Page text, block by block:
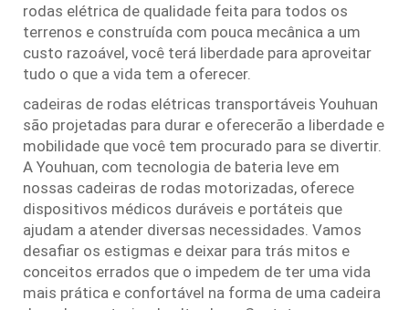
rodas elétrica de qualidade feita para todos os
terrenos e construída com pouca mecânica a um
custo razoável, você terá liberdade para aproveitar
tudo o que a vida tem a oferecer.
cadeiras de rodas elétricas transportáveis Youhuan
são projetadas para durar e oferecerão a liberdade e
mobilidade que você tem procurado para se divertir.
A Youhuan, com tecnologia de bateria leve em
nossas cadeiras de rodas motorizadas, oferece
dispositivos médicos duráveis e portáteis que
ajudam a atender diversas necessidades. Vamos
desafiar os estigmas e deixar para trás mitos e
conceitos errados que o impedem de ter uma vida
mais prática e confortável na forma de uma cadeira